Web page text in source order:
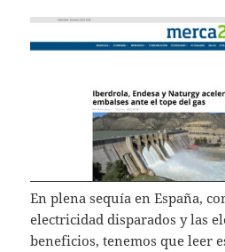
En plena sequía en España,
electricidad disparados y las
beneficios, tenemos que leer